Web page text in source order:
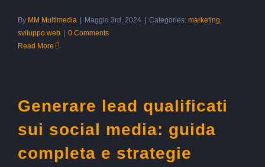
By MM Multimedia Maggio 3rd, 2024 Categories: marketing,
sviluppo web
0 Comments
Read More
Generare lead qualificati
sui social media: guida
completa e strategie